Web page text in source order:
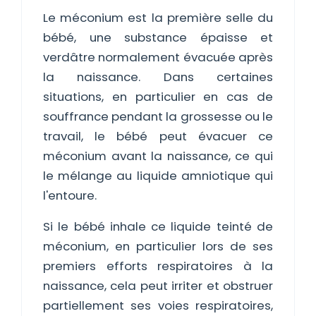
Le méconium est la première selle du
bébé, une substance épaisse et
verdâtre normalement évacuée après
la naissance. Dans certaines
situations, en particulier en cas de
souffrance pendant la grossesse ou le
travail, le bébé peut évacuer ce
méconium avant la naissance, ce qui
le mélange au liquide amniotique qui
l'entoure.
Si le bébé inhale ce liquide teinté de
méconium, en particulier lors de ses
premiers efforts respiratoires à la
naissance, cela peut irriter et obstruer
partiellement ses voies respiratoires,